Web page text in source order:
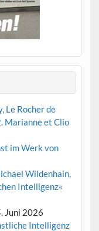
Le Rocher de
Marianne et Clio
im Werk von
Wildenhain,
Intelligenz«
Juni 2026
Intelligenz